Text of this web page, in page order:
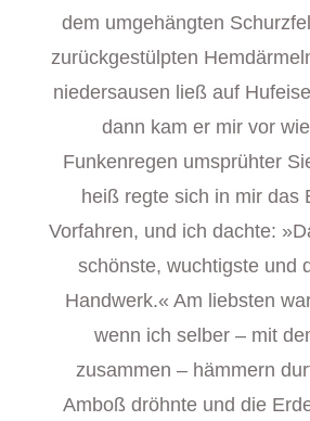
dem umgehängten
zurückgestülpten
niedersausen ließ auf
dann kam er mir vor
Funkenregen umsprühter
heiß regte sich in mir das
Vorfahren, und ich dachte:
schönste, wuchtigste und
Handwerk.« Am liebsten
wenn ich selber – mit
zusammen – hämmern
Amboß dröhnte und die